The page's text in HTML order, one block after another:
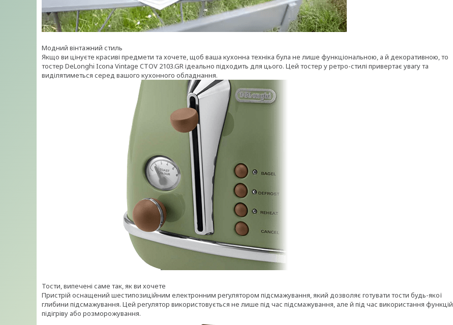
Модний вінтажний стиль
Якщо ви цінуєте красиві предмети та хочете, щоб ваша кухонна техніка була не лише функціональною, а й декоративною, то
тостер DeLonghi Icona Vintage CTOV 2103.GR ідеально підходить для цього. Цей тостер у ретро-стилі привертає увагу та
виділятиметься серед вашого кухонного обладнання.
Тости, випечені саме так, як ви хочете
Пристрій оснащений шестипозиційним електронним регулятором підсмажування, який дозволяє готувати тости будь-якої
глибини підсмажування. Цей регулятор використовується не лише під час підсмажування, але й під час використання функцій
підігріву або розморожування.